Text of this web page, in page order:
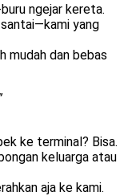
ngejar kereta.
yang
mudah dan bebas
ke terminal? Bisa.
keluarga atau
aja ke kami.